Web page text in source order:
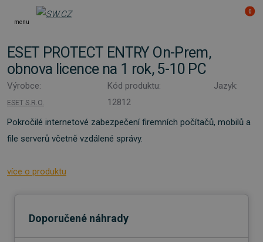
menu
0
ESET PROTECT ENTRY On-Prem,
obnova licence na 1 rok, 5-10 PC
Výrobce:
ESET S.R.O.
Kód produktu:
12812
Jazyk:
Pokročilé internetové zabezpečení firemních počítačů, mobilů a
file serverů včetně vzdálené správy.
více o produktu
Doporučené náhrady